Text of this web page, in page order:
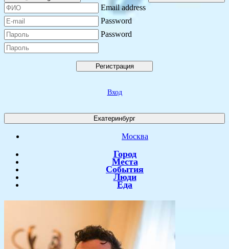
Email address
Password
Password
Регистрация
Вход
Екатеринбург
Москва
Город
Места
События
Люди
Еда